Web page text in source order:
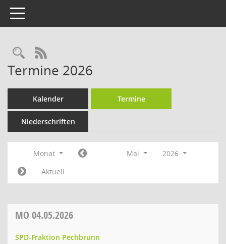
Toggle navigation
RSS-Feed
Termine 2026
Kalender Termine
Niederschriften
Monat Mai
2026
Aktuell
MO 04.05.2026
SPD-Fraktion Pechbrunn